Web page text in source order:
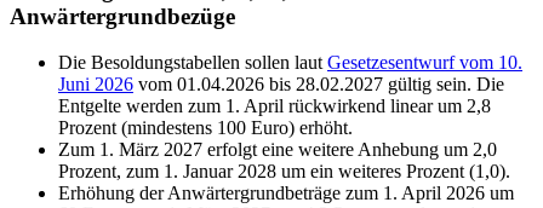
Anwärtergrundbezüge
Die Besoldungstabellen sollen lautGesetzesentwurf vom 10.
Juni 2026 vom 01.04.2026 bis 28.02.2027 gültig sein. Die
Entgelte werden zum 1. April rückwirkend linear um 2,8
Prozent (mindestens 100 Euro) erhöht.
Zum 1. März 2027 erfolgt eine weitere Anhebung um 2,0
Prozent, zum 1. Januar 2028 um ein weiteres Prozent (1,0).
Erhöhung der Anwärtergrundbeträge zum 1. April 2026 um